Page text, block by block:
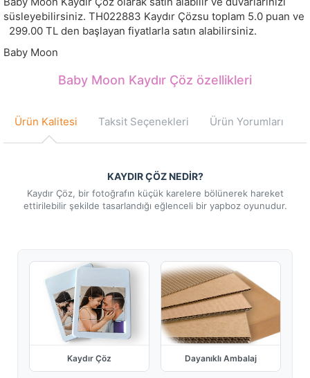
süsleyebilirsiniz. TH022883 Kaydır Çözsu toplam 5.0 puan ve
299.00 TL den başlayan fiyatlarla satın alabilirsiniz.
Baby Moon
Baby Moon Kaydır Çöz özellikleri
Ürün Kalitesi Taksit Seçenekleri Ürün Yorumları
KAYDIR ÇÖZ NEDİR?
Kaydır Çöz, bir fotoğrafın küçük karelere bölünerek hareket
ettirilebilir şekilde tasarlandığı eğlenceli bir yapboz oyunudur.
Kaydır Çöz Dayanıklı Ambalaj